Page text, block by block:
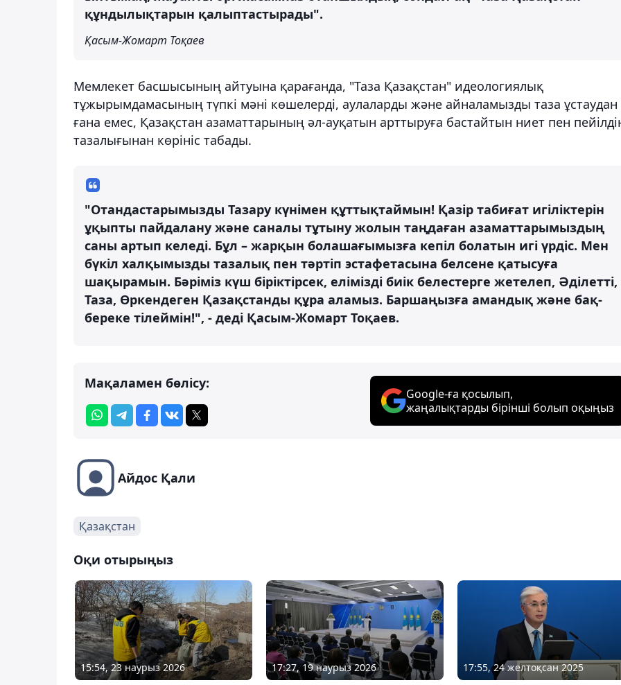
құндылықтарын қалыптастырады".
Қасым-Жомарт Тоқаев
Мемлекет басшысының айтуына қарағанда, "Таза Қазақстан" идеологиялық
тұжырымдамасының түпкі мәні көшелерді, аулаларды және айналамызды таза ұстаудан
ғана емес, Қазақстан азаматтарының әл-ауқатын арттыруға бастайтын ниет пен
тазалығынан көрініс табады.
"Отандастарымызды Тазару күнімен құттықтаймын! Қазір табиғат игіліктерін
ұқыпты пайдалану және саналы тұтыну жолын таңдаған азаматтарымыздың
саны артып келеді. Бұл – жарқын болашағымызға кепіл болатын игі үрдіс. Мен
бүкіл халқымызды тазалық пен тәртіп эстафетасына белсене қатысуға
шақырамын. Бәріміз күш біріктірсек, елімізді биік белестерге жетелеп, Әділетті,
Таза, Өркендеген Қазақстанды құра аламыз. Баршаңызға амандық және бақ-
береке тілеймін!", - деді Қасым-Жомарт Тоқаев.
Мақаламен бөлісу:
Google-ға қосылып,
жаңалықтарды бірінші болып оқыңыз
Айдос Қали
Қазақстан
Оқи отырыңыз
15:54, 23 наурыз 2026 17:27, 19 наурыз 2026 17:55, 24 желтоқсан 2025